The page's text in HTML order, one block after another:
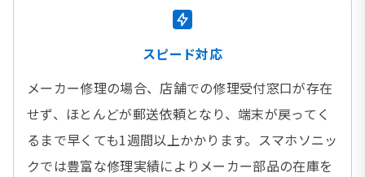
スピード対応
メーカー修理の場合、店舗での修理受付窓口が存在
せず、ほとんどが郵送依頼となり、端末が戻ってく
るまで早くても1週間以上かかります。スマホソニッ
クでは豊富な修理実績によりメーカー部品の在庫を